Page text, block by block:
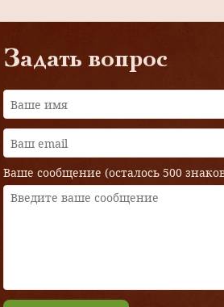
Задать вопрос
Ваше сообщение (осталось 500